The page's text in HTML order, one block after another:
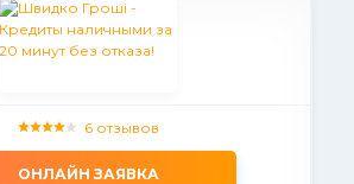
6 отзывов
ОНЛАЙН ЗАЯВКА